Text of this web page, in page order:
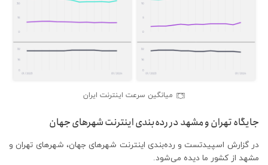
میانگین سرعت اینترنت ایران
جایگاه تهران و مشهد در رده‌بندی اینترنت شهرهای جهان
در گزارش اسپیدتست و رده‌بندی اینترنت شهرهای جهان، شهرهای تهران و
مشهد از کشور ما دیده می‌شود.